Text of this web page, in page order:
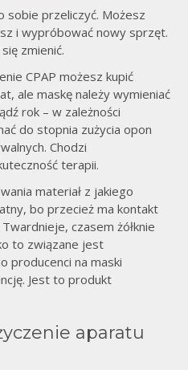
sobie przeliczyć. Możesz
i wypróbować nowy sprzęt.
zmienić.
CPAP możesz kupić
ale maskę należy wymieniać
rok – w zależności
do stopnia zużycia opon
Chodzi
terapii.
materiał z jakiego
bo przecież ma kontakt
czasem żółknie
to związane jest
producenci na maski
Jest to produkt
aparatu